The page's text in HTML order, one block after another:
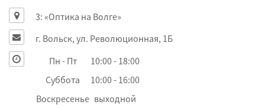
3: «Оптика на Волге»
г. Вольск, ул. Революционная, 1Б
Пн - Пт
10:00 - 18:00
Суббота
10:00 - 16:00
Воскресенье выходной